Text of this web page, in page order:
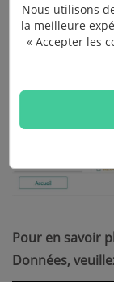
Pour en savoir
Données,
Nous utilisons
la meilleure
« Accepter les